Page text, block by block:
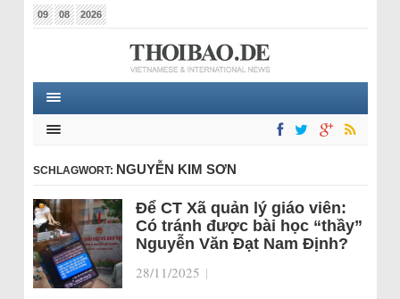
09 08 2026
SCHLAGWORT: NGUYỄN KIM SƠN
Để CT Xã quản lý giáo viên:
Có tránh được bài học “thầy”
Nguyễn Văn Đạt Nam Định?
28/11/2025 |